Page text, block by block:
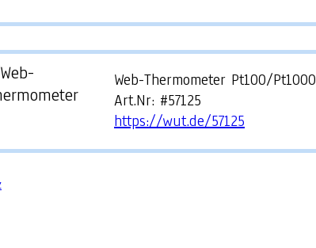
Web-Thermometer Pt100/Pt1000
Art.Nr: #57125
https://wut.de/57125